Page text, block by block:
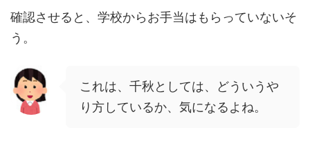
確認させると、学校からお手当はもらっていないそ
う。
これは、千秋としては、どういうや
り方しているか、気になるよね。